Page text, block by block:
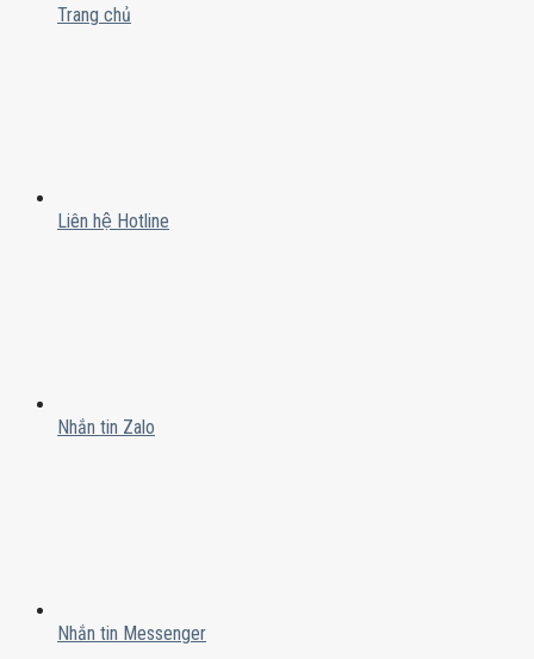
Trang chủ
Liên hệ Hotline
Nhắn tin Zalo
Nhắn tin Messenger